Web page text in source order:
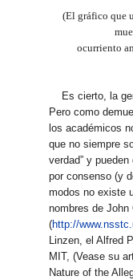
(El gráfico que
ocurriento
Es cierto, la
Pero como
los académicos
que no siempre
verdad” y
por consenso (y
modos no existe
nombres de John
(http://
Linzen, el Alfred
MIT, (Vease su
Nature of the